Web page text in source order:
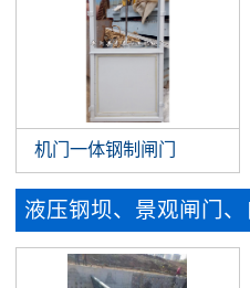
机门一体钢制闸门
液压钢坝、景观闸门、